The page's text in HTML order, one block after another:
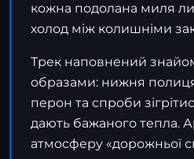
кожна подолана миля
холод між колишніми
Трек наповнений
образами: нижня
перон та спроби
дають бажаного тепла.
атмосферу «дорожньої